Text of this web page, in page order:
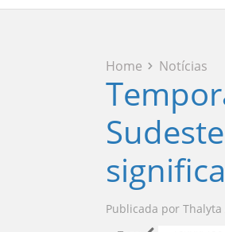
Home Notícias
Publicada por